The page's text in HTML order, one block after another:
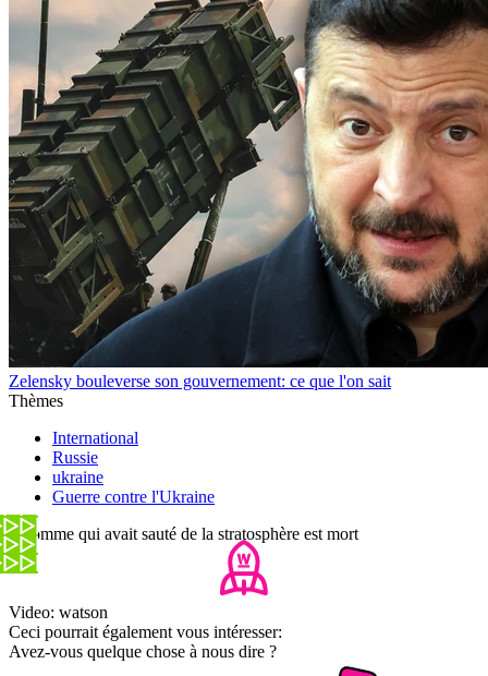
Zelensky bouleverse son gouvernement: ce que l'on sait
Thèmes
International
Russie
ukraine
Guerre contre l'Ukraine
L'homme qui avait sauté de la stratosphère est mort
Video: watson
Ceci pourrait également vous intéresser:
Avez-vous quelque chose à nous dire ?